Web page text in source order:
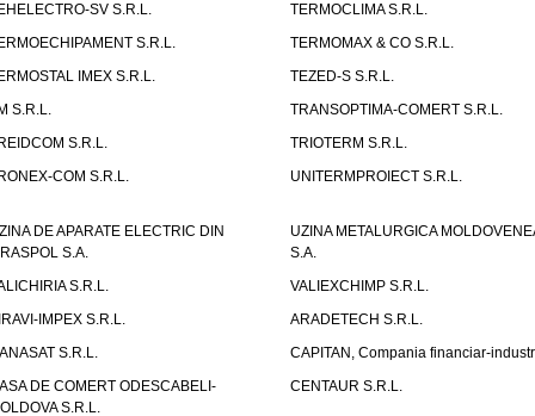
SV S.R.L.
TERMOCLIMA S.R.L.
S.R.L.
TERMOMAX & CO S.R.L.
IMEX S.R.L.
TEZED-S S.R.L.
S.R.L.
TRANSOPTIMA-COMERT S.R.L.
S.R.L.
TRIOTERM S.R.L.
COM S.R.L.
UNITERMPROIECT S.R.L.
DE APARATE ELECTRIC DIN
S.A.
UZINA METALURGICA
S.A.
S.R.L.
VALIEXCHIMP S.R.L.
IMPEX S.R.L.
ARADETECH S.R.L.
S.R.L.
CAPITAN, Compania financiar-
DE COMERT ODESCABELI-
S.R.L.
CENTAUR S.R.L.